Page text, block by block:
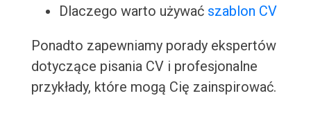
Dlaczego warto używać szablon CV
Ponadto zapewniamy porady ekspertów
dotyczące pisania CV i profesjonalne
przykłady, które mogą Cię zainspirować.